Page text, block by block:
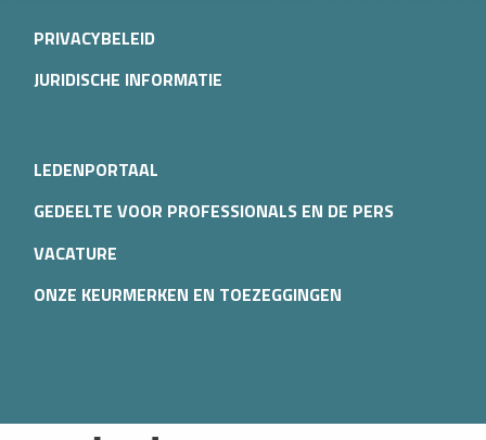
PRIVACYBELEID
JURIDISCHE INFORMATIE
LEDENPORTAAL
GEDEELTE VOOR PROFESSIONALS EN DE PERS
VACATURE
ONZE KEURMERKEN EN TOEZEGGINGEN